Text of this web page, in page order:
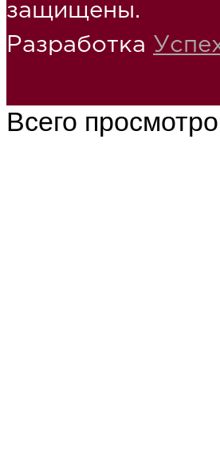
защищены.
Разработка
Всего